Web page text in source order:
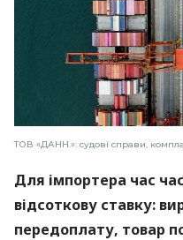
ТОВ «ДАНН.»: судові справи,
Для імпортера час
відсоткову ставку:
передоплату, товар